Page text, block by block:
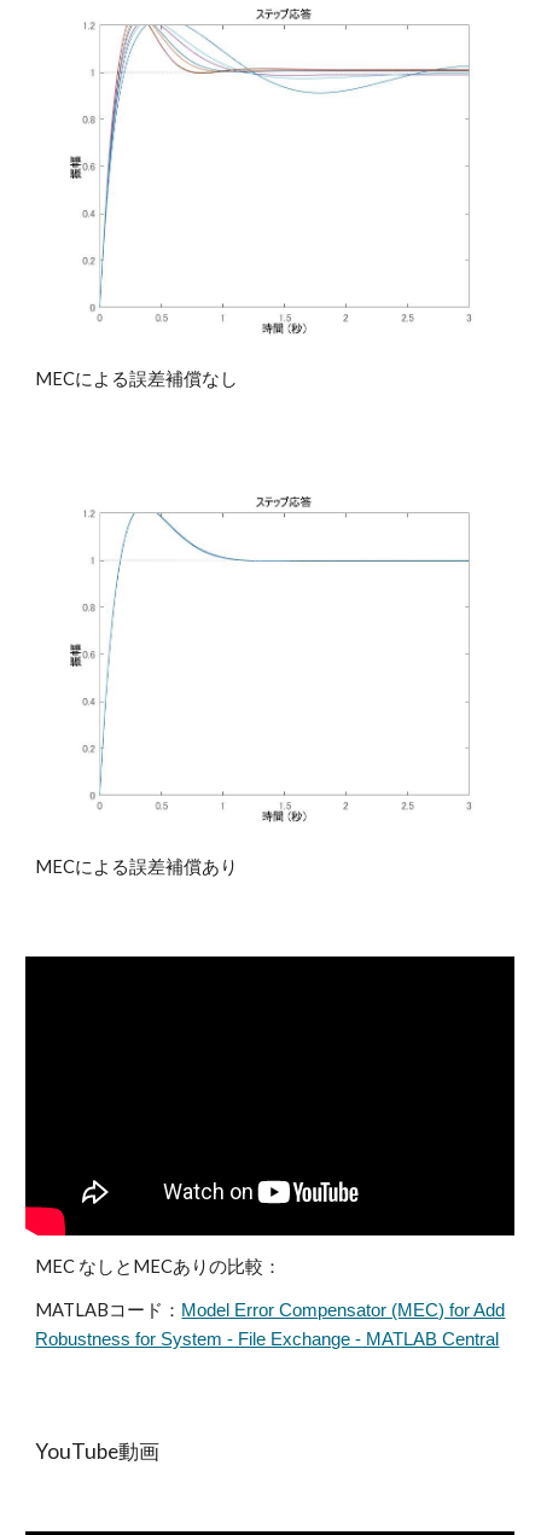
MECによる誤差補償なし
MECによる誤差補償あり
MEC なしとMECありの比較：
MATLABコード： Model Error Compensator (MEC) for Add
Robustness for System - File Exchange - MATLAB Central
YouTube動画